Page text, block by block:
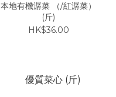
本地有機潺菜 （/紅潺菜）
(斤)
HK$36.00